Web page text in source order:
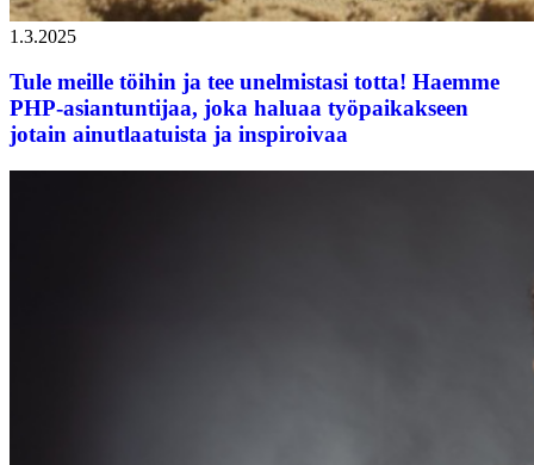
1.3.2025
Tule meille töihin ja tee unelmistasi totta! Haemme
PHP-asiantuntijaa, joka haluaa työpaikakseen
jotain ainutlaatuista ja inspiroivaa